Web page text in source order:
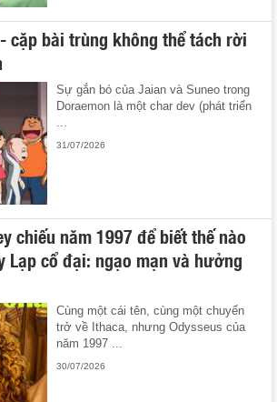
cặp bài trùng không thể tách rời
Sự gắn bó của Jaian và Suneo trong
Doraemon là một char dev (phát triển
...
31/07/2026
chiếu năm 1997 để biết thế nào
Lạp cổ đại: ngạo mạn và hưởng
Cùng một cái tên, cùng một chuyến
trở về Ithaca, nhưng Odysseus của
năm 1997 ...
30/07/2026